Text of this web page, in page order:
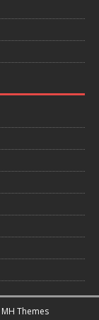
MH Themes